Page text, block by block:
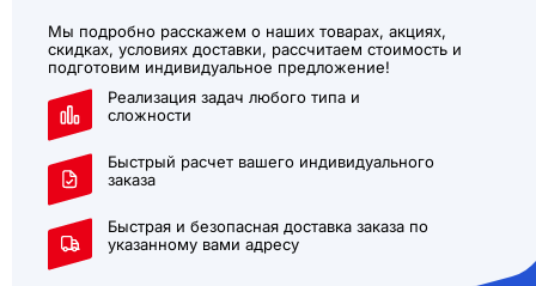
Мы подробно расскажем о наших товарах, акциях,
скидках, условиях доставки, рассчитаем стоимость и
подготовим индивидуальное предложение!
Реализация задач любого типа и
сложности
Быстрый расчет вашего индивидуального
заказа
Быстрая и безопасная доставка заказа по
указанному вами адресу